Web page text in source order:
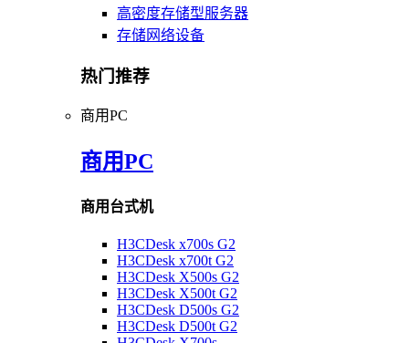
高密度存储型服务器
存储网络设备
热门推荐
商用PC
商用PC
商用台式机
H3CDesk x700s G2
H3CDesk x700t G2
H3CDesk X500s G2
H3CDesk X500t G2
H3CDesk D500s G2
H3CDesk D500t G2